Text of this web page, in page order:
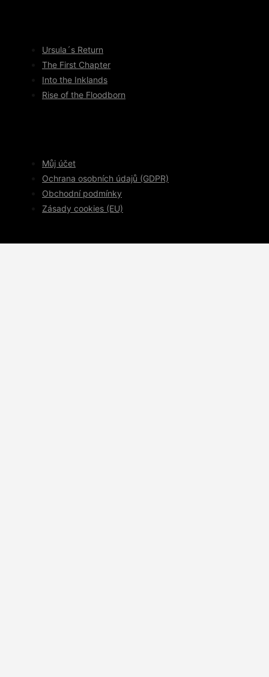
Ursula´s Return
The First Chapter
Into the Inklands
Rise of the Floodborn
Můj účet
Ochrana osobních údajů (GDPR)
Obchodní podmínky
Zásady cookies (EU)